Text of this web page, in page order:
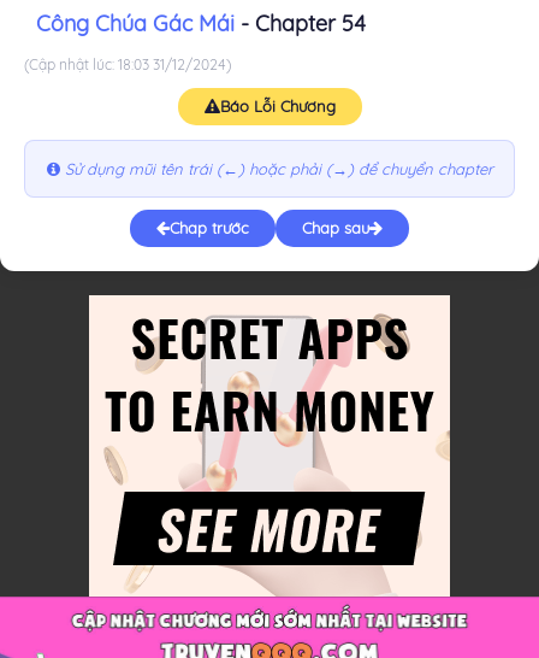
Công Chúa Gác Mái - Chapter 54
(Cập nhật lúc: 18:03 31/12/2024)
Báo Lỗi Chương
Sử dụng mũi tên trái (←) hoặc phải (→) để chuyển chapter
Chap trước Chap sau